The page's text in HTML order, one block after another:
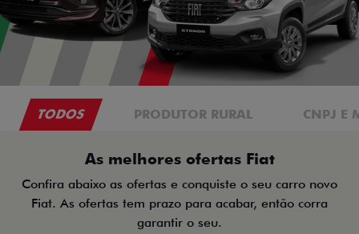
TODOS PRODUTOR RURAL CNPJ E
As melhores ofertas Fiat
Confira abaixo as ofertas e conquiste o seu carro novo
Fiat. As ofertas tem prazo para acabar, então corra
garantir o seu.